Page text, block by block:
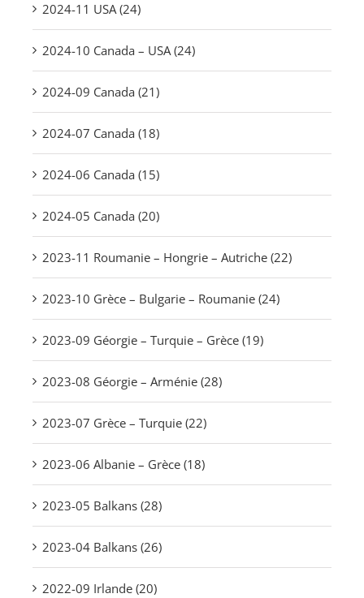
2024-11 USA (24)
2024-10 Canada – USA (24)
2024-09 Canada (21)
2024-07 Canada (18)
2024-06 Canada (15)
2024-05 Canada (20)
2023-11 Roumanie – Hongrie – Autriche (22)
2023-10 Grèce – Bulgarie – Roumanie (24)
2023-09 Géorgie – Turquie – Grèce (19)
2023-08 Géorgie – Arménie (28)
2023-07 Grèce – Turquie (22)
2023-06 Albanie – Grèce (18)
2023-05 Balkans (28)
2023-04 Balkans (26)
2022-09 Irlande (20)